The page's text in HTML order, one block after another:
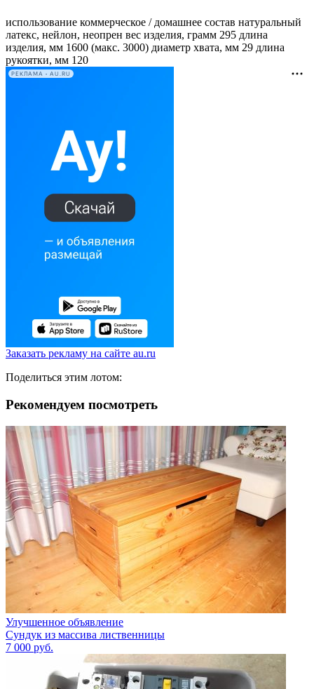
использование коммерческое / домашнее состав натуральный
латекс, нейлон, неопрен вес изделия, грамм 295 длина
изделия, мм 1600 (макс. 3000) диаметр хвата, мм 29 длина
рукоятки, мм 120
РЕКЛАМА • AU.RU
Заказать рекламу на сайте au.ru
Поделиться этим лотом:
Рекомендуем посмотреть
Улучшенное объявление
Сундук из массива лиственницы
7 000 руб.